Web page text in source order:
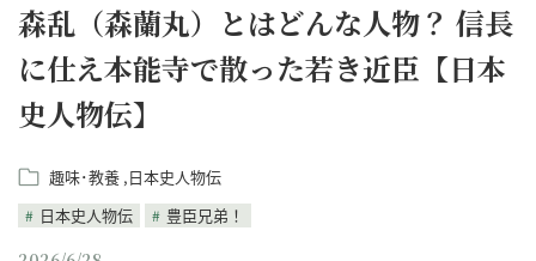
森乱（森蘭丸）とはどんな人物？ 信長
に仕え本能寺で散った若き近臣【日本
史人物伝】
趣味･教養 日本史人物伝
日本史人物伝
豊臣兄弟！